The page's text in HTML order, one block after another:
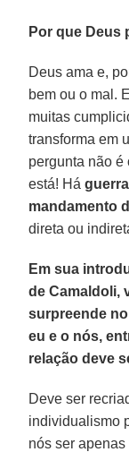
Por que Deus
Deus ama e,
bem ou o mal.
muitas
transforma em
pergunta não é
está! Háguerra
mandamento
direta ou
Em sua
de Camaldoli,
surpreende
eu e o nós,
relação deve
Deve ser
individualismo
nós ser